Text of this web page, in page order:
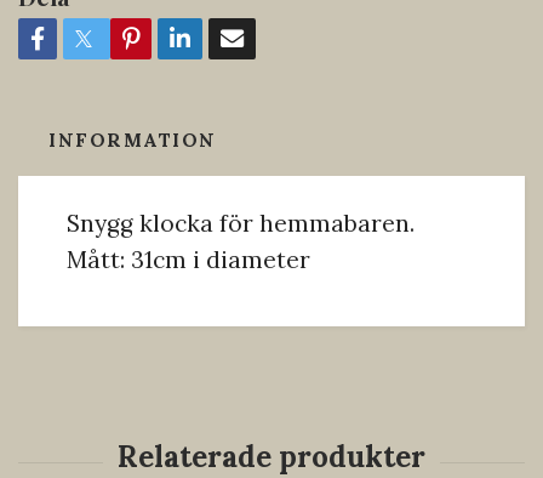
INFORMATION
Snygg klocka för hemmabaren.
Mått: 31cm i diameter